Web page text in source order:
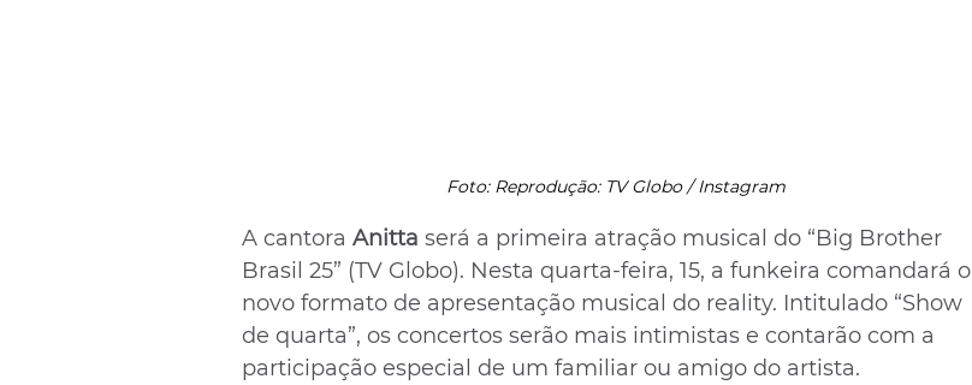
Foto: Reprodução: TV Globo / Instagram
A cantora Anitta será a primeira atração musical do “Big Brother
Brasil 25” (TV Globo). Nesta quarta-feira, 15, a funkeira comandará o
novo formato de apresentação musical do reality. Intitulado “Show
de quarta”, os concertos serão mais intimistas e contarão com a
participação especial de um familiar ou amigo do artista.